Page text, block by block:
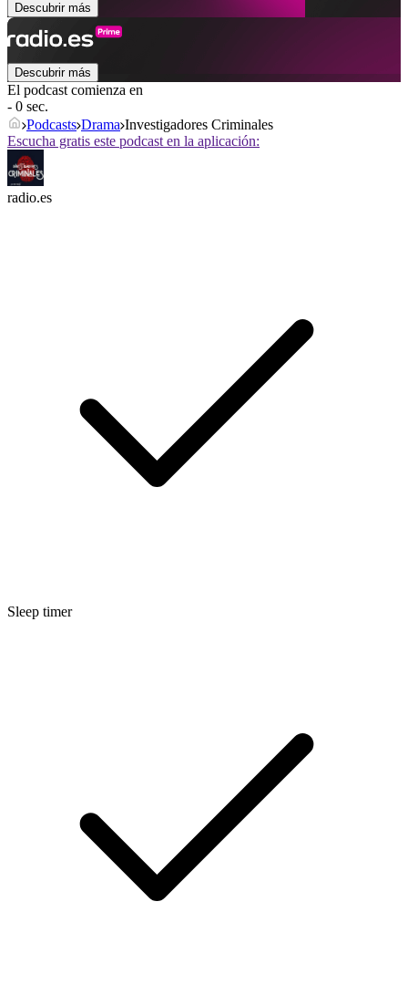
Descubrir más
Descubrir más
El podcast comienza en
- 0 sec.
Podcasts Drama Investigadores Criminales
Escucha gratis este podcast en la aplicación:
radio.es
Sleep timer